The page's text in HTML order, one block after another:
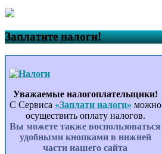
Заплатите налоги!
Уважаемые налогоплательщики!
С Сервиса «Заплати налоги» можно
осуществить оплату налогов.
Вы можете также воспользоваться
удобными кнопками в нижней
части нашего сайта